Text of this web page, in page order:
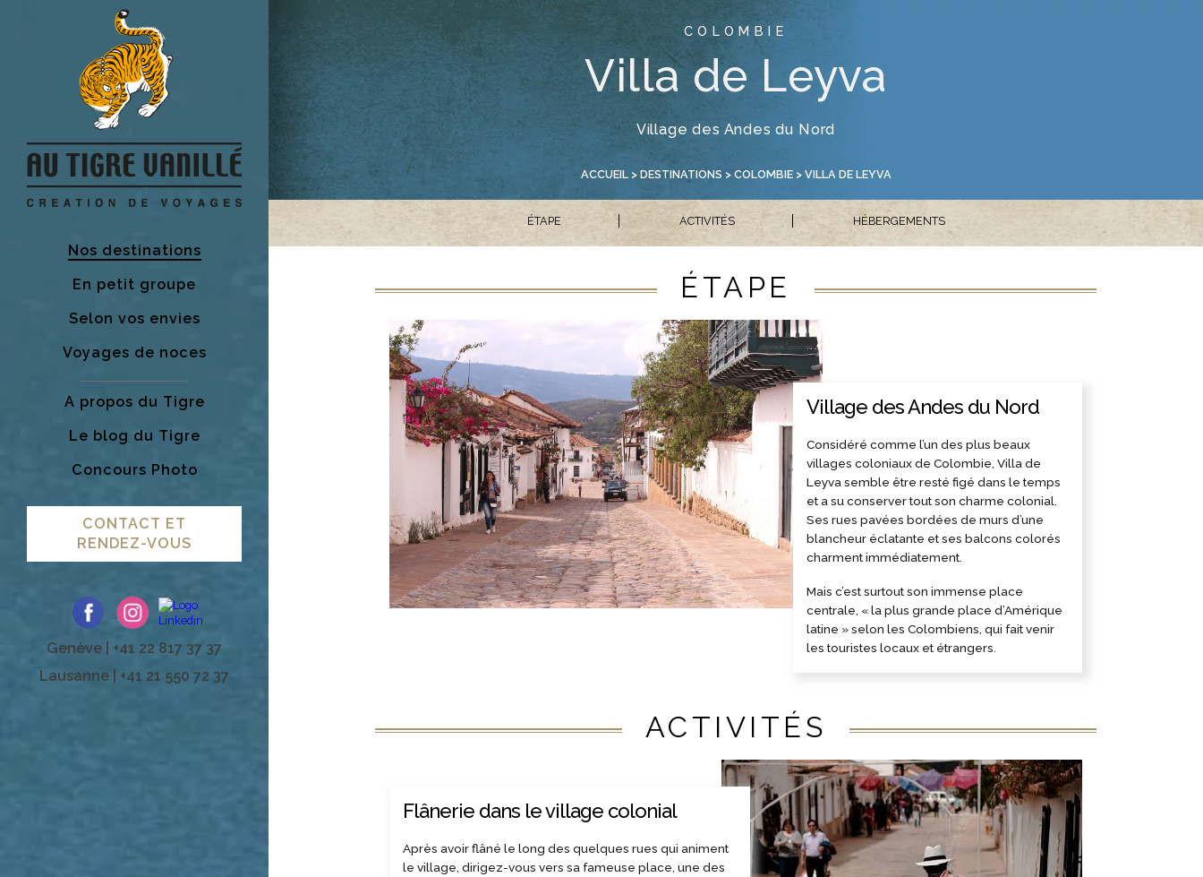
Nos destinations
En petit groupe
Selon vos envies
Voyages de noces
A propos du Tigre
Le blog du Tigre
Concours Photo
CONTACT ET
RENDEZ-VOUS
Genève | +41 22 817 37 37
Lausanne | +41 21 550 72 37
COLOMBIE
Villa de Leyva
Village des Andes du Nord
ACCUEIL> DESTINATIONS > COLOMBIE> VILLA DE LEYVA
ÉTAPE ACTIVITÉS HÉBERGEMENTS
ÉTAPE
Village des Andes du Nord
Considéré comme l’un des plus beaux
villages coloniaux de Colombie, Villa de
Leyva semble être resté figé dans le temps
et a su conserver tout son charme colonial.
Ses rues pavées bordées de murs d’une
blancheur éclatante et ses balcons colorés
charment immédiatement.
Mais c’est surtout son immense place
centrale, « la plus grande place d’Amérique
latine » selon les Colombiens, qui fait venir
les touristes locaux et étrangers.
ACTIVITÉS
Flânerie dans le village colonial
Après avoir flâné le long des quelques rues qui animent
le village, dirigez-vous vers sa fameuse place, une des